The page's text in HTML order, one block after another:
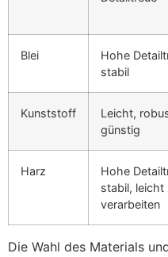
Blei
Hohe
stabil
Kunststoff
Leicht,
günstig
Harz
Hohe
stabil, leicht
verarbeiten
Die Wahl des Materials